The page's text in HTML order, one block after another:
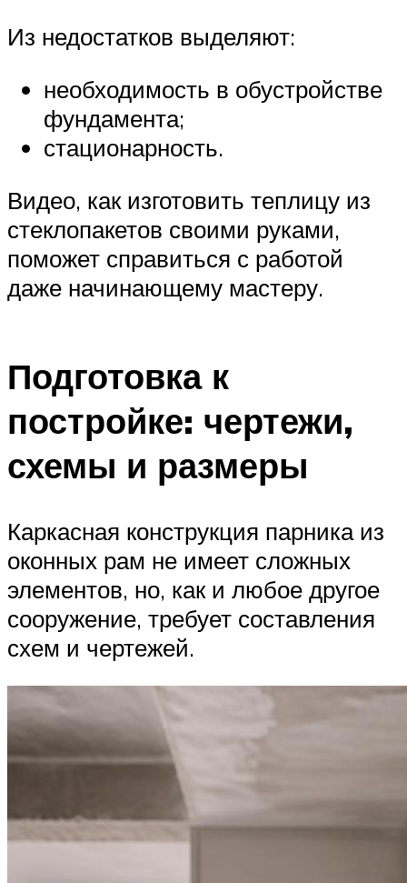
Из недостатков выделяют:
необходимость в обустройстве
фундамента;
стационарность.
Видео, как изготовить теплицу из
стеклопакетов своими руками,
поможет справиться с работой
даже начинающему мастеру.
Подготовка к
постройке: чертежи,
схемы и размеры
Каркасная конструкция парника из
оконных рам не имеет сложных
элементов, но, как и любое другое
сооружение, требует составления
схем и чертежей.